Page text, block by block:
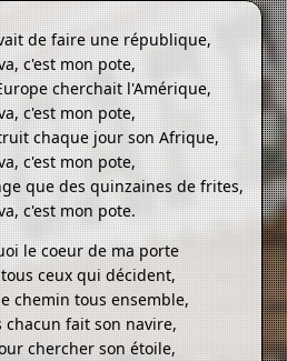
de faire une république,
c'est mon pote,
cherchait l'Amérique,
c'est mon pote,
chaque jour son Afrique,
c'est mon pote,
que des quinzaines de frites,
c'est mon pote.
le coeur de ma porte
ceux qui décident,
chemin tous ensemble,
chacun fait son navire,
chercher son étoile,